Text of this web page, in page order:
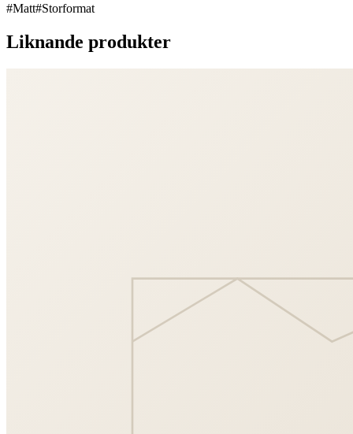
#Matt#Storformat
Liknande produkter